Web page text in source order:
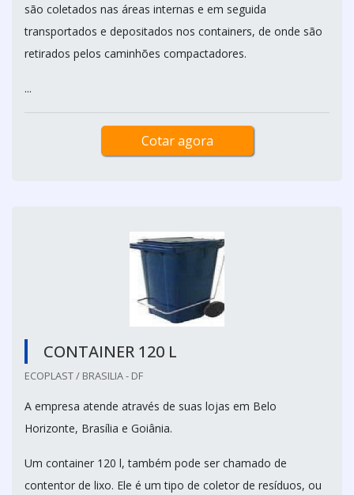
são coletados nas áreas internas e em seguida
transportados e depositados nos containers, de onde são
retirados pelos caminhões compactadores.
...
Cotar agora
CONTAINER 120 L
ECOPLAST / BRASILIA - DF
A empresa atende através de suas lojas em Belo
Horizonte, Brasília e Goiânia.
Um container 120 l, também pode ser chamado de
contentor de lixo. Ele é um tipo de coletor de resíduos, ou